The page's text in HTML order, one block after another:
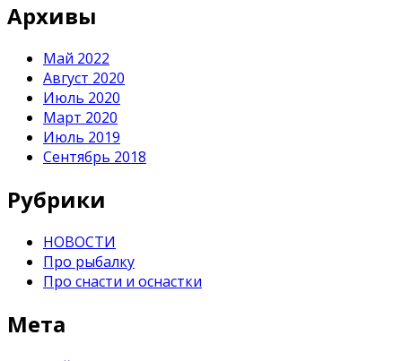
Архивы
Май 2022
Август 2020
Июль 2020
Март 2020
Июль 2019
Сентябрь 2018
Рубрики
НОВОСТИ
Про рыбалку
Про снасти и оснастки
Мета